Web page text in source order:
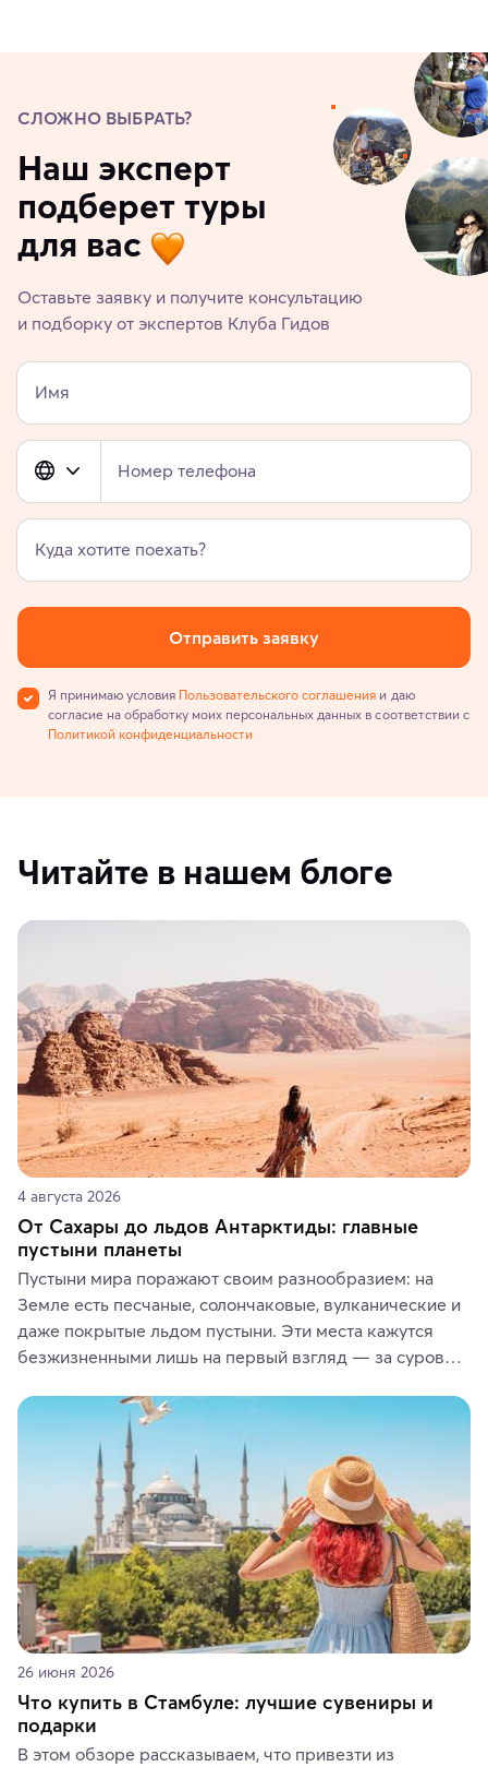
СЛОЖНО ВЫБРАТЬ?
Наш эксперт
подберет туры
для вас
Оставьте заявку и получите консультацию
и подборку от экспертов Клуба Гидов
Имя
Номер телефона
Куда хотите поехать?
Отправить заявку
Я принимаю условия Пользовательского соглашения и даю
согласие на обработку моих персональных данных в соответствии с
Политикой конфиденциальности
Читайте в нашем блоге
4 августа 2026
От Сахары до льдов Антарктиды: главные
пустыни планеты
Пустыни мира поражают своим разнообразием: на
Земле есть песчаные, солончаковые, вулканические и
даже покрытые льдом пустыни. Эти места кажутся
безжизненными лишь на первый взгляд — за суровой
животные и маршруты, которые дарят одни из самых
ярких впечатлений от путешествий.
26 июня 2026
Что купить в Стамбуле: лучшие сувениры и
подарки
В этом обзоре рассказываем, что привезти из